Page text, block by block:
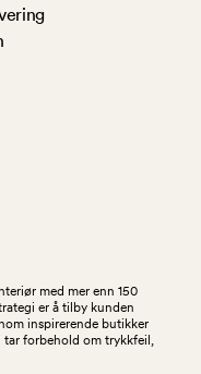
med mer enn 150
er å tilby kunden
inspirerende butikker
tar forbehold om trykkfeil,